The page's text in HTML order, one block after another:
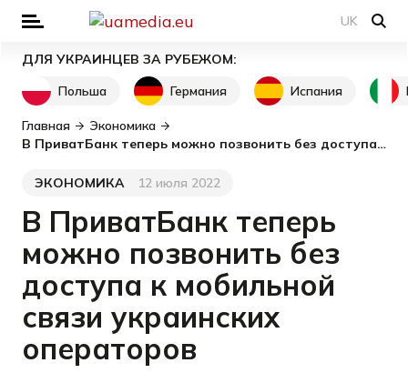
UK
ДЛЯ УКРАИНЦЕВ ЗА РУБЕЖОМ:
Польша
Германия Испания
Главная
Экономика
В ПриватБанк теперь можно позвонить без доступа к мобильной связи украинских операторов
Категория
ЭКОНОМИКА
Дата публикации12 июля 2022
В ПриватБанк теперь
можно позвонить без
доступа к мобильной
связи украинских
операторов